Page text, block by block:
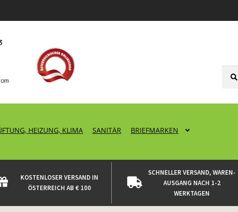
nach:
HEIZUNG, KLIMA SANITÄR BRIEFMARKEN
KOSTENLOSER VERSAND IN
ÖSTERREICH AB € 100
SCHNELLER VERSAND, WAREN-
AUSGANG NACH 1-2
WERKTAGEN